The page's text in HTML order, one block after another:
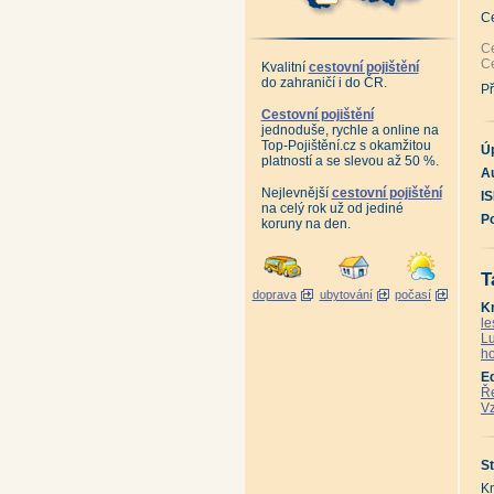
Kvalitní cestovní pojištění
do zahraničí i do ČR.
Cestovní pojištění
jednoduše, rychle a online na
Top-Pojištění.cz s okamžitou
platností a se slevou až 50 %.
Nejlevnější cestovní pojištění
na celý rok už od jediné
koruny na den.
doprava ubytování počasí